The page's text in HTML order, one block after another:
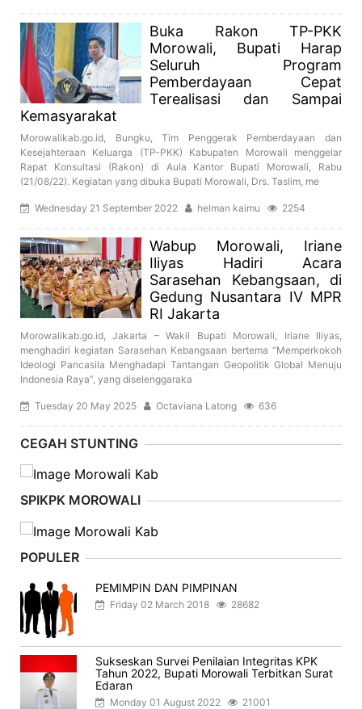
Buka Rakon TP-PKK
Morowali, Bupati Harap
Seluruh Program
Pemberdayaan Cepat
Terealisasi dan Sampai
Kemasyarakat
Morowalikab.go.id, Bungku, Tim Penggerak Pemberdayaan dan
Kesejahteraan Keluarga (TP-PKK) Kabupaten Morowali menggelar
Rapat Konsultasi (Rakon) di Aula Kantor Bupati Morowali, Rabu
(21/08/22). Kegiatan yang dibuka Bupati Morowali, Drs. Taslim, me
Wednesday 21 September 2022 helman kaimu 2254
Wabup Morowali, Iriane
Iliyas Hadiri Acara
Sarasehan Kebangsaan, di
Gedung Nusantara IV MPR
RI Jakarta
Morowalikab.go.id, Jakarta – Wakil Bupati Morowali, Iriane Iliyas,
menghadiri kegiatan Sarasehan Kebangsaan bertema “Memperkokoh
Ideologi Pancasila Menghadapi Tantangan Geopolitik Global Menuju
Indonesia Raya”, yang diselenggaraka
Tuesday 20 May 2025 Octaviana Latong 636
CEGAH STUNTING
SPIKPK MOROWALI
POPULER
PEMIMPIN DAN PIMPINAN
Friday 02 March 2018 28682
Sukseskan Survei Penilaian Integritas KPK
Tahun 2022, Bupati Morowali Terbitkan Surat
Edaran
Monday 01 August 2022 21001